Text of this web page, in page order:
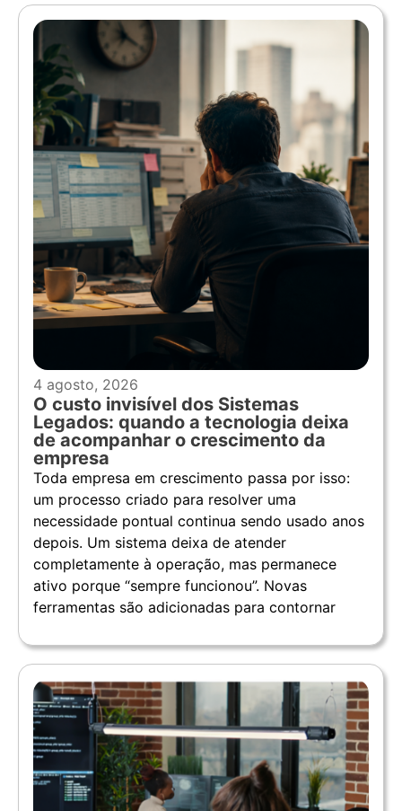
4 agosto, 2026
O custo invisível dos Sistemas
Legados: quando a tecnologia deixa
de acompanhar o crescimento da
empresa
Toda empresa em crescimento passa por isso:
um processo criado para resolver uma
necessidade pontual continua sendo usado anos
depois. Um sistema deixa de atender
completamente à operação, mas permanece
ativo porque “sempre funcionou”. Novas
ferramentas são adicionadas para contornar